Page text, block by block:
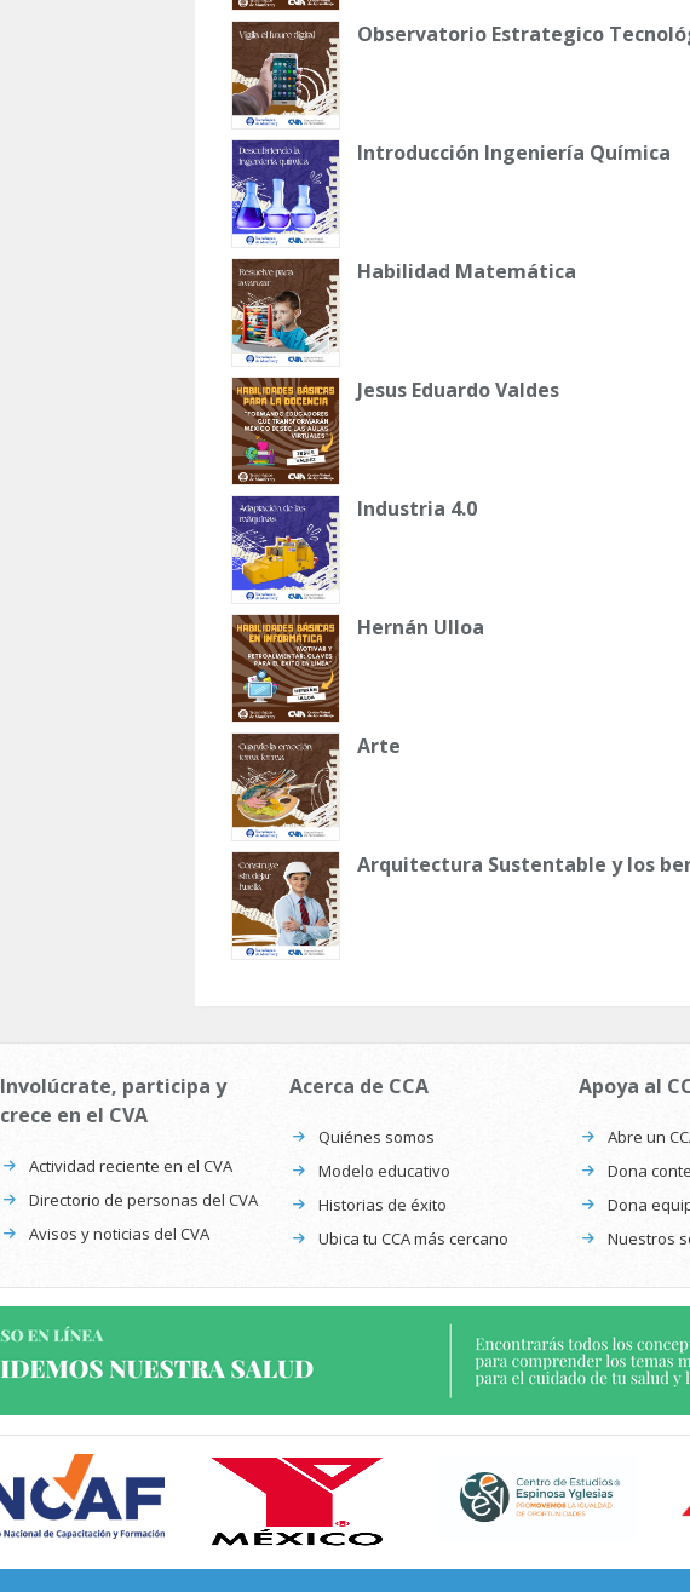
Observatorio Estrategico
Introducción Ingeniería Química
Habilidad Matemática
Jesus Eduardo Valdes
Industria 4.0
Hernán Ulloa
Arte
Arquitectura Sustentable y los
Involúcrate, participa y
crece en el CVA
Actividad reciente en el CVA
Directorio de personas del CVA
Avisos y noticias del CVA
Acerca de CCA
Quiénes somos
Modelo educativo
Historias de éxito
Ubica tu CCA más cercano
Apoya al
Abre un
Dona
Dona
Nuestros